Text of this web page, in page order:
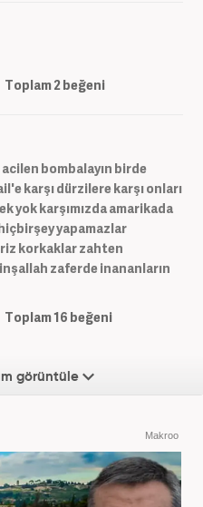
Toplam2 beğeni
bombalayın birde
karşı dürzilere karşı onları
yok karşımızda amarikada
yapamazlar
korkaklar zahten
zaferde inananların
Toplam16 beğeni
görüntüle
Makroo